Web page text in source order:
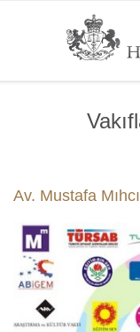
Av. Mustafa Mıhcı